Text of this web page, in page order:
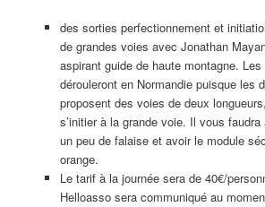
des sorties perfectionnement et
de grandes voies avec Jonathan
aspirant guide de haute montagne.
dérouleront en Normandie puisque les
proposent des voies de deux
s’initier à la grande voie. Il vous
un peu de falaise et avoir le module
orange.
Le tarif à la journée sera de 40€/
Helloasso sera communiqué au